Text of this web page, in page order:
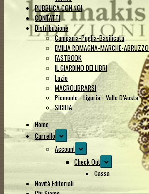
PUBBLICA CON NOI
CONTATTI
Distribuzione
Campania-Puglia-Basilicata
EMILIA ROMAGNA-MARCHE-ABRUZZO
FASTBOOK
IL GIARDINO DEI LIBRI
Lazio
MACROLIBRARSI
Piemonte - Liguria - Valle D’Aosta
SICILIA
Home
Carrello Espandi
il
menu
child
Account Espandi
il
menu
child
Check Out Espandi
il
child
Cassa
Novità Editoriali